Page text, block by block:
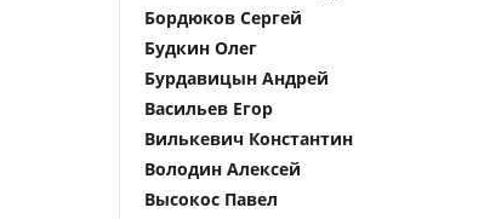
Бордюков Сергей
Будкин Олег
Бурдавицын Андрей
Васильев Егор
Вилькевич Константин
Володин Алексей
Высокос Павел